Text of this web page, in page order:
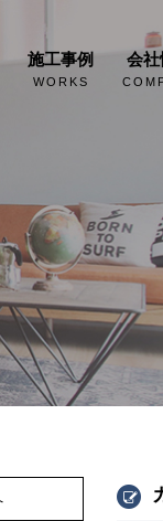
施工事例
WORKS
会社